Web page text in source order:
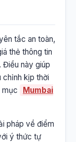
tắc an toàn,
thẻ thông tin
Điều này giúp
chỉnh kịp thời
mục
Mumbai
pháp về điểm
ý thức tự